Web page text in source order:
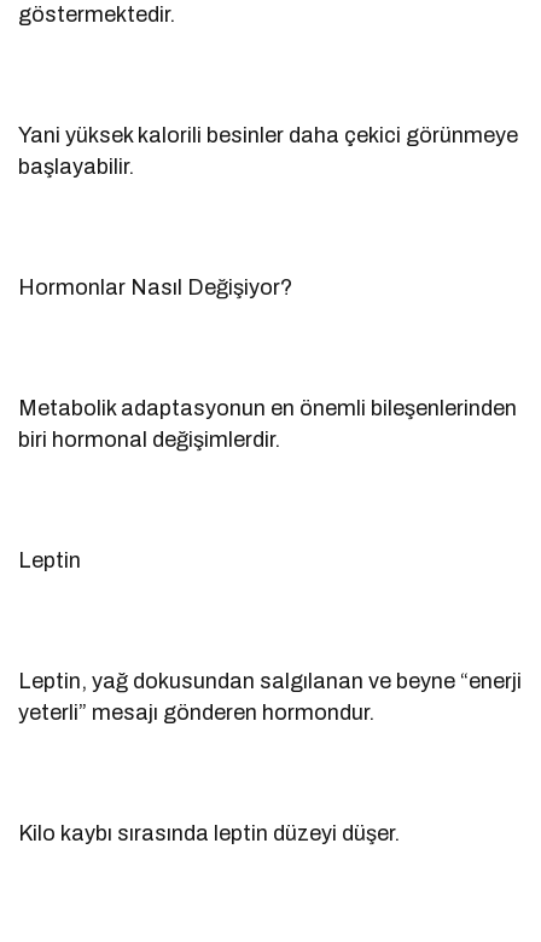
göstermektedir.
Yani yüksek kalorili besinler daha çekici görünmeye
başlayabilir.
Hormonlar Nasıl Değişiyor?
Metabolik adaptasyonun en önemli bileşenlerinden
biri hormonal değişimlerdir.
Leptin
Leptin, yağ dokusundan salgılanan ve beyne “enerji
yeterli” mesajı gönderen hormondur.
Kilo kaybı sırasında leptin düzeyi düşer.